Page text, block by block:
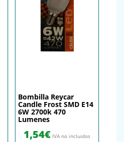
Bombilla Reycar
Candle Frost SMD E14
6W 2700k 470
Lumenes
1,54€ IVA no incluidos